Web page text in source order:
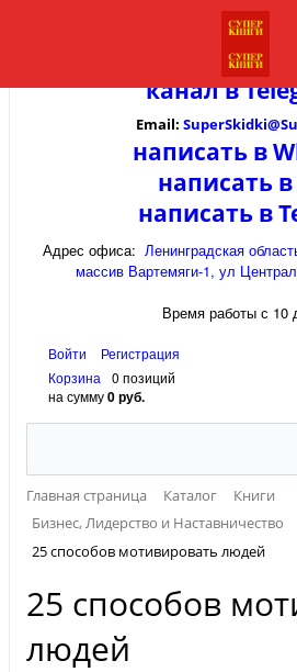
канал в
Email:
написать в
написать в
написать в
Адрес офиса: Ленинградская
массив Вартемяги-1, ул
Время работы с 10
Войти
Регистрация
Корзина
0 позиций
на сумму0 руб.
Главная страница Каталог
Книги
Бизнес, Лидерство и Наставничество
25 способов мотивировать людей
25 способов
людей